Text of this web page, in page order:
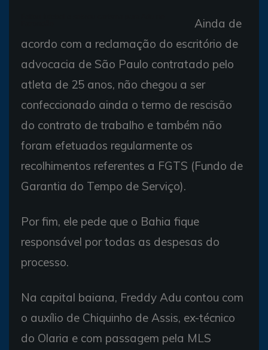
Ainda de
acordo com a reclamação do escritório de
advocacia de São Paulo contratado pelo
atleta de 25 anos, não chegou a ser
confeccionado ainda o termo de rescisão
do contrato de trabalho e também não
foram efetuados regularmente os
recolhimentos referentes a FGTS (Fundo de
Garantia do Tempo de Serviço).
Por fim, ele pede que o Bahia fique
responsável por todas as despesas do
processo.
Na capital baiana, Freddy Adu contou com
o auxílio de Chiquinho de Assis, ex-técnico
do Olaria e com passagem pela MLS